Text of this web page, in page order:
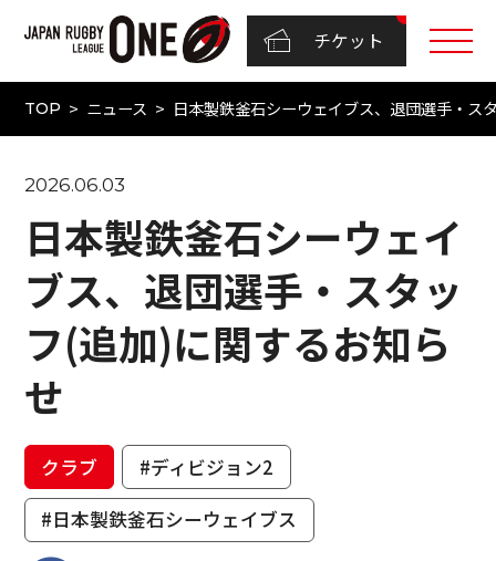
チケット
TOP ニュース 日本製鉄釜石シーウェイブス、退団選手・ス
2026.06.03
日本製鉄釜石シーウェイ
ブス、退団選手・スタッ
フ(追加)に関するお知ら
せ
クラブ
#ディビジョン2
#日本製鉄釜石シーウェイブス